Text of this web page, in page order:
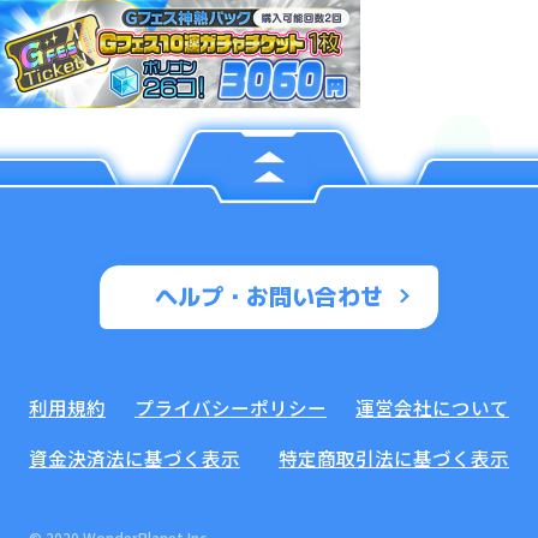
ヘルプ・お問い合わせ
利用規約 プライバシーポリシー
運営会社について
資金決済法に基づく表示
特定商取引法に基づく表示